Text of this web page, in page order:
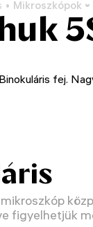
Mikroszkópok
fej.
figyelhetjük